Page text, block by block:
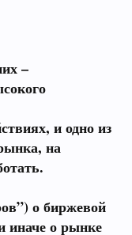
–
и одно из
на
о биржевой
иначе о рынке